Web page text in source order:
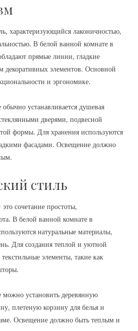
характеризующийся лаконичностью,
В белой ванной комнате в
прямые линии, гладкие
элементов. Основной
и эргономике.
устанавливается душевая
дверями, подвесной
формы. Для хранения используются
фасадами. Освещение должно
стиль
сочетание простоты,
В белой ванной комнате в
натуральные материалы,
Для создания теплой и уютной
элементы, такие как
можно установить деревянную
плетеную корзину для белья и
Освещение должно быть теплым и